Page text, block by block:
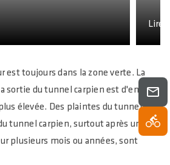
Lire
est toujours dans la zone verte. La
sortie du tunnel carpien est d'environ
élevée. Des plaintes du tunnel
tunnel carpien, surtout après une
plusieurs mois ou années, sont